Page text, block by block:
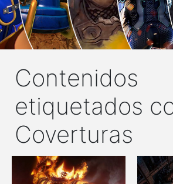
Contenidos
etiquetados
Coverturas